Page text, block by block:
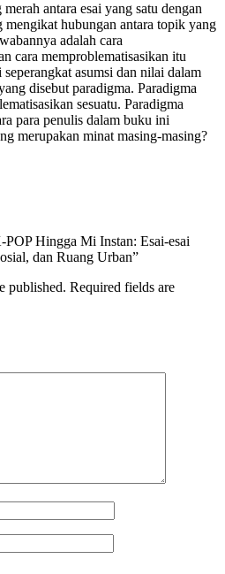
antara esai yang satu dengan
hubungan antara topik yang
adalah cara
cara memproblematisasikan itu
asumsi dan nilai dalam
disebut paradigma. Paradigma
sesuatu. Paradigma
para penulis dalam buku ini
merupakan minat masing-masing?
Hingga Mi Instan: Esai-esai
dan Ruang Urban”
published. Required fields are